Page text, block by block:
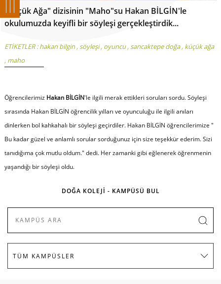
"Küçük Ağa" dizisinin "Maho"su Hakan BİLGİN'le
okulumuzda keyifli bir söyleşi gerçekleştirdik...
ETİKETLER :hakan bilgin,söyleşi, oyuncu,sancaktepe doğa, küçük ağa
, maho
Öğrencilerimiz Hakan BİLGİN'le ilgili merak ettikleri soruları sordu. Söyleşi
sırasında Hakan BİLGİN öğrencilik yılları ve oyunculuğu ile ilgili anıları
dinlerken bol kahkahalı bir söyleşi geçirdiler. Hakan BİLGİN öğrencilerimize "
Bu kadar güzel ve anlamlı sorular sorduğunuz için size teşekkür ederim. Sizi
tanıdığıma çok mutlu oldum." dedi. Her zamanki gibi eğlenerek öğrenmenin
yaşandığı bir söyleşi oldu.
DOĞA KOLEJİ - KAMPÜSÜ BUL